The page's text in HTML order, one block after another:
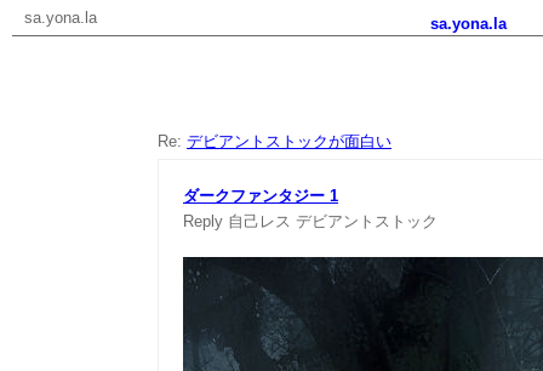
sa.yona.la sa.yona.la
Re: デビアントストックが面白い
ダークファンタジー 1
Reply 自己レス デビアントストック